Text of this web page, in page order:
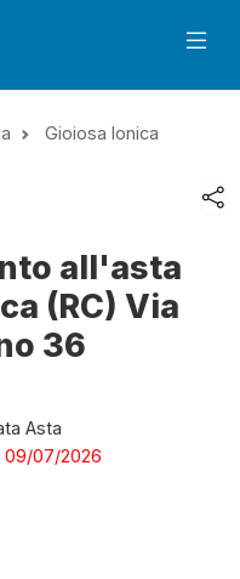
Gioiosa Ionica
all'asta
(RC) Via
36
Asta
09/07/2026